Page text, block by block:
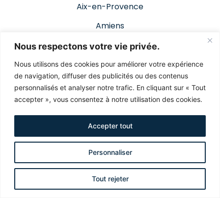
Nous respectons votre vie privée.
Nous utilisons des cookies pour améliorer votre expérience
de navigation, diffuser des publicités ou des contenus
personnalisés et analyser notre trafic. En cliquant sur « Tout
accepter », vous consentez à notre utilisation des cookies.
Personnaliser
Tout rejeter
Accepter tout
Aix-en-Provence
Amiens
Angers
Annecy
Bordeaux
Brest
Clermont-Ferrand
Dijon
Grenoble
Le Havre